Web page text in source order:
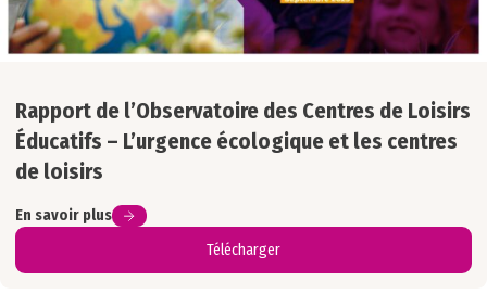
Rapport de l’Observatoire des Centres de Loisirs
Éducatifs – L’urgence écologique et les centres
de loisirs
En savoir plus
Télécharger